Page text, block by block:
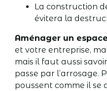
La construction
évitera la
Aménager un
et votre entreprise,
mais il faut aussi
passe par l’arrosage.
poussent comme il se